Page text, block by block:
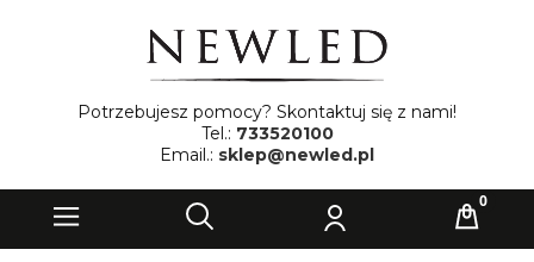
Potrzebujesz pomocy? Skontaktuj się z nami!
Tel.: 733520100
Email.: sklep@newled.pl